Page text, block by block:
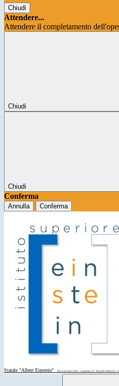
Chiudi
Attendere...
Attendere il completamento
Chiudi
Chiudi
Conferma
Annulla Conferma
Statale "Albert Einstein"
Piove di Sacco (PD) - Via Parini 10 • Tel: 049 5840195